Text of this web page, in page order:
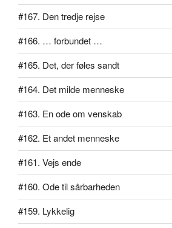
#167. Den tredje rejse
#166. … forbundet …
#165. Det, der føles sandt
#164. Det milde menneske
#163. En ode om venskab
#162. Et andet menneske
#161. Vejs ende
#160. Ode til sårbarheden
#159. Lykkelig